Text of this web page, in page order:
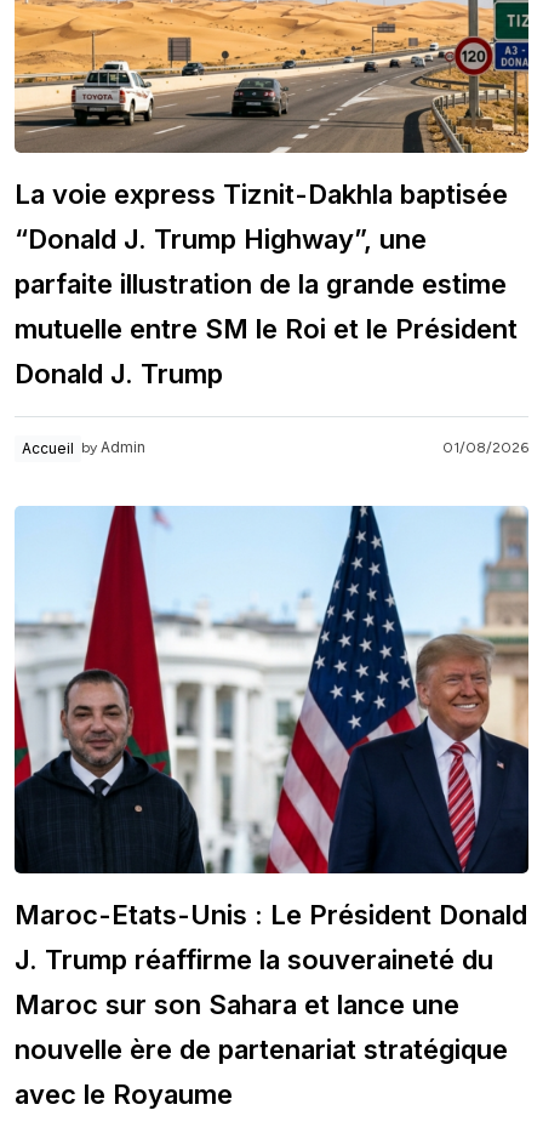
La voie express Tiznit-Dakhla baptisée
“Donald J. Trump Highway”, une
parfaite illustration de la grande estime
mutuelle entre SM le Roi et le Président
Donald J. Trump
Accueil by Admin 01/08/2026
Maroc-Etats-Unis : Le Président Donald
J. Trump réaffirme la souveraineté du
Maroc sur son Sahara et lance une
nouvelle ère de partenariat stratégique
avec le Royaume